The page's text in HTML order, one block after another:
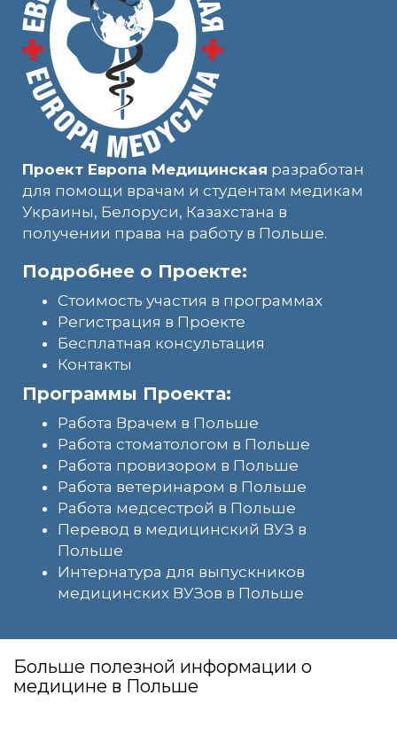
Проект Европа Медицинская разработан
для помощи врачам и студентам медикам
Украины, Белоруси, Казахстана в
получении права на работу в Польше.
Подробнее о Проекте:
Стоимость участия в программах
Регистрация в Проекте
Бесплатная консультация
Контакты
Программы Проекта:
Работа Врачем в Польше
Работа стоматологом в Польше
Работа провизором в Польше
Работа ветеринаром в Польше
Работа медсестрой в Польше
Перевод в медицинский ВУЗ в
Польше
Интернатура для выпускников
медицинских ВУЗов в Польше
Больше полезной информации о
медицине в Польше